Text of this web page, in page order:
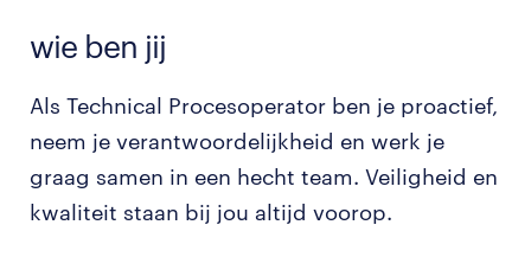
wie ben jij
Als Technical Procesoperator ben je proactief,
neem je verantwoordelijkheid en werk je
graag samen in een hecht team. Veiligheid en
kwaliteit staan bij jou altijd voorop.